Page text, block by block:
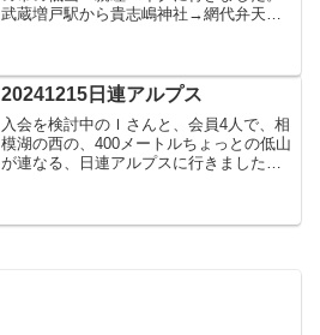
武蔵増戸駅から貴志嶋神社→網代弁天山
20241215日連アルプス
入会を検討中のＩさんと、会員4人で、相
模湖の西の、400メートルちょっとの低山
が連なる、日連アルプスに行きました。